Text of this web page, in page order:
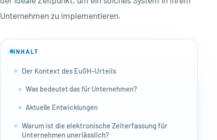
Unternehmen zu implementieren.
INHALT
Der Kontext des EuGH-Urteils
Was bedeutet das für Unternehmen?
Aktuelle Entwicklungen
Warum ist die elektronische Zeiterfassung für
Unternehmen unerlässlich?